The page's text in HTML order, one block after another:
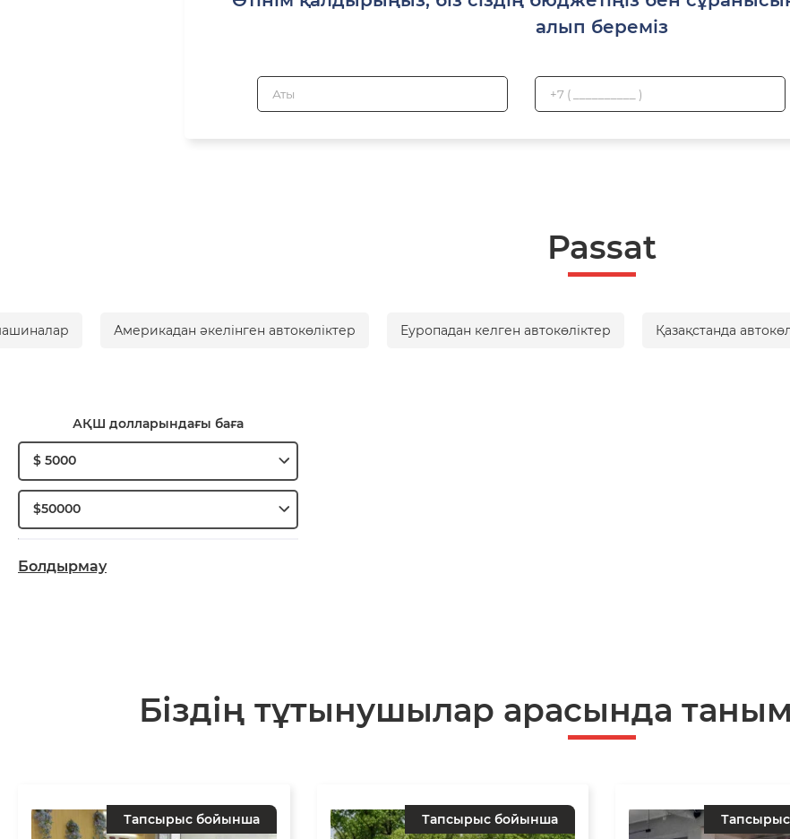
алып береміз
Passat
Америкадан әкелінген автокөліктер Еуропадан келген автокөліктер Қазақстанда
АҚШ долларындағы баға
$ 5000
$50000
Болдырмау
Біздің тұтынушылар арасында
Тапсырыс бойынша Тапсырыс бойынша